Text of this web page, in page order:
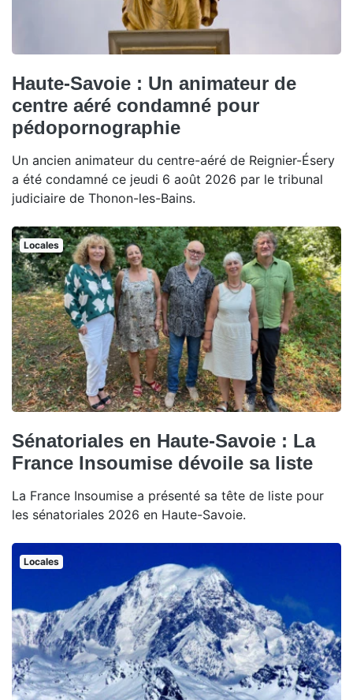
Haute-Savoie : Un animateur de
centre aéré condamné pour
pédopornographie
Un ancien animateur du centre-aéré de Reignier-Ésery
a été condamné ce jeudi 6 août 2026 par le tribunal
judiciaire de Thonon-les-Bains.
Locales
Sénatoriales en Haute-Savoie : La
France Insoumise dévoile sa liste
La France Insoumise a présenté sa tête de liste pour
les sénatoriales 2026 en Haute-Savoie.
Locales